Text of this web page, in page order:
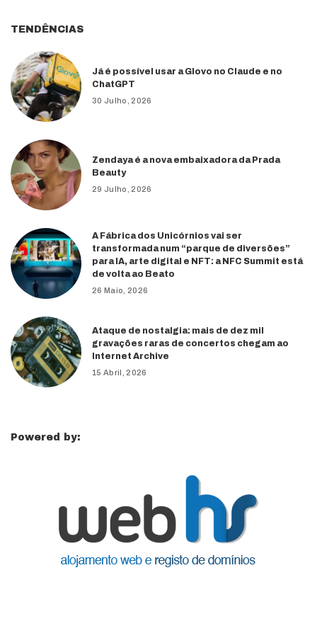
TENDÊNCIAS
Já é possível usar a Glovo no Claude e no
ChatGPT
30 Julho, 2026
Zendaya é a nova embaixadora da Prada
Beauty
29 Julho, 2026
A Fábrica dos Unicórnios vai ser
transformada num “parque de diversões”
para IA, arte digital e NFT: a NFC Summit está
de volta ao Beato
26 Maio, 2026
Ataque de nostalgia: mais de dez mil
gravações raras de concertos chegam ao
Internet Archive
15 Abril, 2026
Powered by: